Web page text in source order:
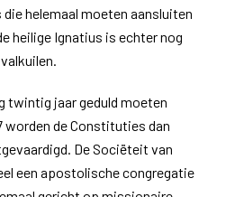
helemaal moeten aansluiten
heilige Ignatius is echter nog
twintig jaar geduld moeten
worden de Constituties dan
De Sociëteit van
een apostolische congregatie